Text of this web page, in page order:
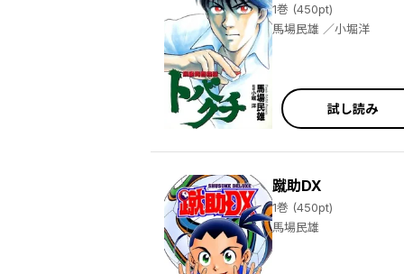
1巻 (450pt)
馬場民雄 ／小堀洋
試し読み
蹴助DX
1巻 (450pt)
馬場民雄